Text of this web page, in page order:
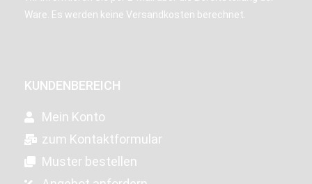
Ware. Es werden keine Versandkosten berechnet.
KUNDENBEREICH
Mein Konto
zum Kontaktformular
Muster bestellen